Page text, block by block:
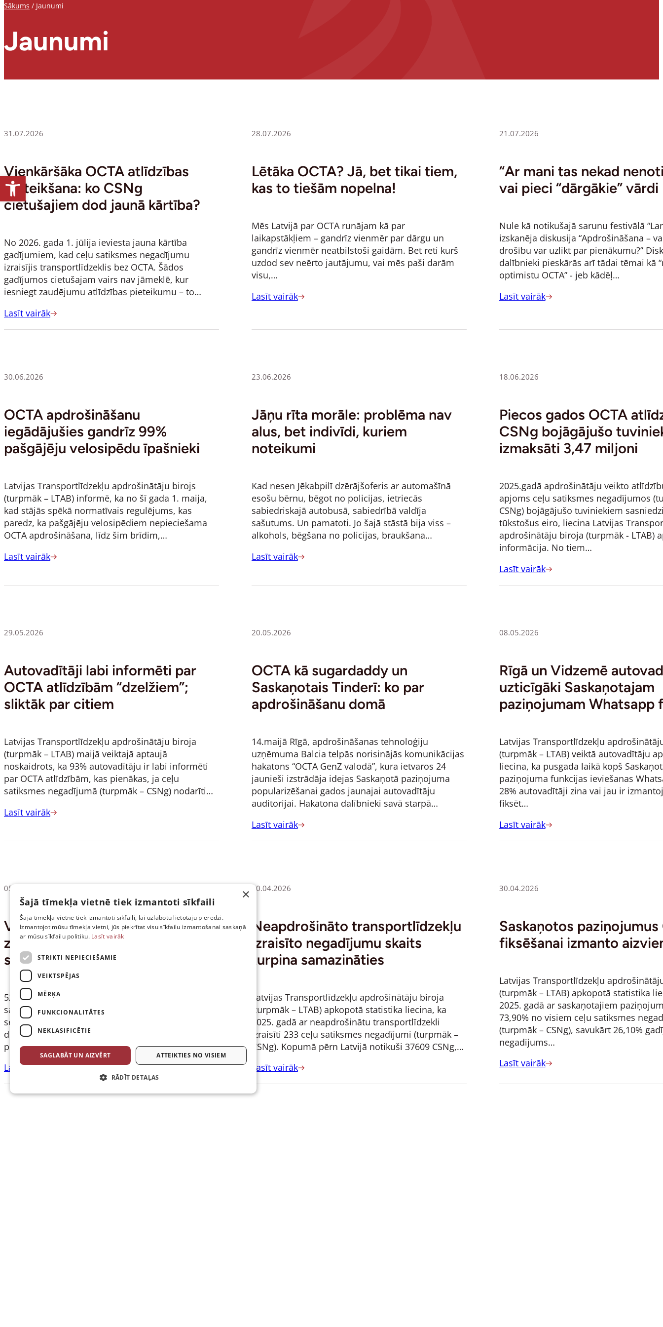
Open toolbar
Sākums / Jaunumi
Jaunumi
31.07.2026
Vienkāršāka OCTA atlīdzības
pieteikšana: ko CSNg
cietušajiem dod jaunā kārtība?
No 2026. gada 1. jūlija ieviesta jauna kārtība
gadījumiem, kad ceļu satiksmes negadījumu
izraisījis transportlīdzeklis bez OCTA. Šādos
gadījumos cietušajam vairs nav jāmeklē, kur
iesniegt zaudējumu atlīdzības pieteikumu – to…
Lasīt vairāk
28.07.2026
Lētāka OCTA? Jā, bet tikai tiem,
kas to tiešām nopelna!
Mēs Latvijā par OCTA runājam kā par
laikapstākļiem – gandrīz vienmēr par dārgu un
gandrīz vienmēr neatbilstoši gaidām. Bet reti kurš
uzdod sev neērto jautājumu, vai mēs paši darām
visu,…
Lasīt vairāk
21.07.2026
“Ar mani tas nekad
vai pieci “dārgākie” vārdi
Nule kā notikušajā sarunu festivālā
izskanēja diskusija “Apdrošināšana –
drošību var uzlikt par pienākumu?”
dalībnieki pieskārās arī tādai tēmai kā
optimistu OCTA” - jeb kādēļ…
Lasīt vairāk
30.06.2026
OCTA apdrošināšanu
iegādājušies gandrīz 99%
pašgājēju velosipēdu īpašnieki
Latvijas Transportlīdzekļu apdrošinātāju birojs
(turpmāk – LTAB) informē, ka no šī gada 1. maija,
kad stājās spēkā normatīvais regulējums, kas
paredz, ka pašgājēju velosipēdiem nepieciešama
OCTA apdrošināšana, līdz šim brīdim,…
Lasīt vairāk
23.06.2026
Jāņu rīta morāle: problēma nav
alus, bet indivīdi, kuriem
noteikumi
Kad nesen Jēkabpilī dzērājšoferis ar automašīnā
esošu bērnu, bēgot no policijas, ietriecās
sabiedriskajā autobusā, sabiedrībā valdīja
sašutums. Un pamatoti. Jo šajā stāstā bija viss –
alkohols, bēgšana no policijas, braukšana…
Lasīt vairāk
18.06.2026
Piecos gados OCTA
CSNg bojāgājušo
izmaksāti 3,47 miljoni
2025.gadā apdrošinātāju veikto
apjoms ceļu satiksmes negadījumos
CSNg) bojāgājušo tuviniekiem
tūkstošus eiro, liecina Latvijas
apdrošinātāju biroja (turpmāk - LTAB)
informācija. No tiem…
Lasīt vairāk
29.05.2026
Autovadītāji labi informēti par
OCTA atlīdzībām “dzelžiem”;
sliktāk par citiem
Latvijas Transportlīdzekļu apdrošinātāju biroja
(turpmāk – LTAB) maijā veiktajā aptaujā
noskaidrots, ka 93% autovadītāju ir labi informēti
par OCTA atlīdzībām, kas pienākas, ja ceļu
satiksmes negadījumā (turpmāk – CSNg) nodarīti…
Lasīt vairāk
20.05.2026
OCTA kā sugardaddy un
Saskaņotais Tinderī: ko par
apdrošināšanu domā
14.maijā Rīgā, apdrošināšanas tehnoloģiju
uzņēmuma Balcia telpās norisinājās komunikācijas
hakatons “OCTA GenZ valodā”, kura ietvaros 24
jaunieši izstrādāja idejas Saskaņotā paziņojuma
popularizēšanai gados jaunajai autovadītāju
auditorijai. Hakatona dalībnieki savā starpā…
Lasīt vairāk
08.05.2026
Rīgā un Vidzemē
uzticīgāki Saskaņotajam
paziņojumam Whatsapp
Latvijas Transportlīdzekļu
(turpmāk – LTAB) veiktā autovadītāju
liecina, ka pusgada laikā kopš
paziņojuma funkcijas ieviešanas
28% autovadītāji zina vai jau ir
fiksēt…
Lasīt vairāk
05.05.2026
Vairāk nekā puse autovadītāju
zina kā rīkoties pēc ceļu
satiksmes
52% autovadītāju prastu pareizi novērtēt ceļu
satiksmes negadījuma (turpmāk – CSNg) nodarīto
seku smaguma pakāpi un atpazītu faktorus, kad
drīkst pildīt Saskaņoto paziņojumu un kad jāvēršas
pēc palīdzības, zvanot uz…
Lasīt vairāk
30.04.2026
Neapdrošināto transportlīdzekļu
izraisīto negadījumu skaits
turpina samazināties
Latvijas Transportlīdzekļu apdrošinātāju biroja
(turpmāk – LTAB) apkopotā statistika liecina, ka
2025. gadā ar neapdrošinātu transportlīdzekli
izraisīti 233 ceļu satiksmes negadījumi (turpmāk –
CSNg). Kopumā pērn Latvijā notikuši 37609 CSNg,…
Lasīt vairāk
30.04.2026
Saskaņotos paziņojumus
fiksēšanai izmanto
Latvijas Transportlīdzekļu
(turpmāk – LTAB) apkopotā statistika
2025. gadā ar saskaņotajiem
73,90% no visiem ceļu satiksmes
(turpmāk – CSNg), savukārt 26,10%
negadījums…
Lasīt vairāk
×
Šajā tīmekļa vietnē tiek izmantoti sīkfaili
Šajā tīmekļa vietnē tiek izmantoti sīkfaili, lai uzlabotu lietotāju pieredzi.
Izmantojot mūsu tīmekļa vietni, jūs piekrītat visu sīkfailu izmantošanai saskaņā
ar mūsu sīkfailu politiku. Lasīt vairāk
STRIKTI NEPIECIEŠAMIE
VEIKTSPĒJAS
MĒRĶA
FUNKCIONALITĀTES
NEKLASIFICĒTIE
SAGLABĀT UN AIZVĒRT ATTEIKTIES NO VISIEM
RĀDĪT DETAĻAS